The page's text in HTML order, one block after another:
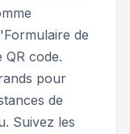
de
QR code.
pour
de
Suivez les